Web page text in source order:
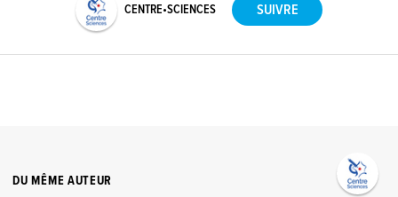
CENTRE•SCIENCES
DU MÊME AUTEUR